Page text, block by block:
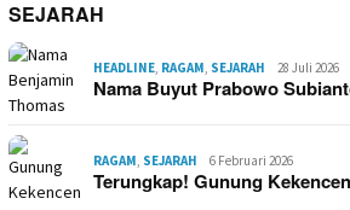
SEJARAH
HEADLINE, RAGAM, SEJARAH 28 Juli 2026
Nama Buyut Prabowo
RAGAM, SEJARAH 6 Februari 2026
Terungkap! Gunung